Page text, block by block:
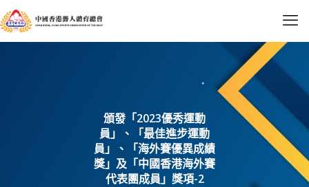
頒發「2023優秀運動
員」、「最佳進步運動
員」、「海外賽優異成績
獎」及「中國香港海外賽
代表團成員」獎項-2